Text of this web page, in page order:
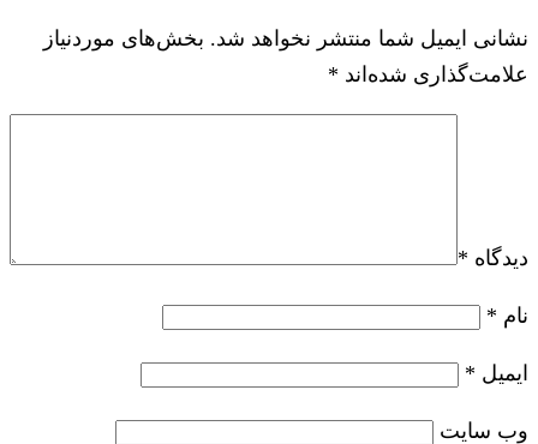
نشانی ایمیل شما منتشر نخواهد شد. بخش‌های موردنیاز
علامت‌گذاری شده‌اند *
دیدگاه *
نام *
ایمیل *
وب‌ سایت